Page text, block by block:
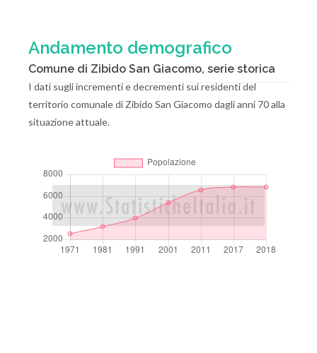
Andamento demografico
Comune di Zibido San Giacomo, serie storica
I dati sugli incrementi e decrementi sui residenti del
territorio comunale di Zibido San Giacomo dagli anni 70 alla
situazione attuale.